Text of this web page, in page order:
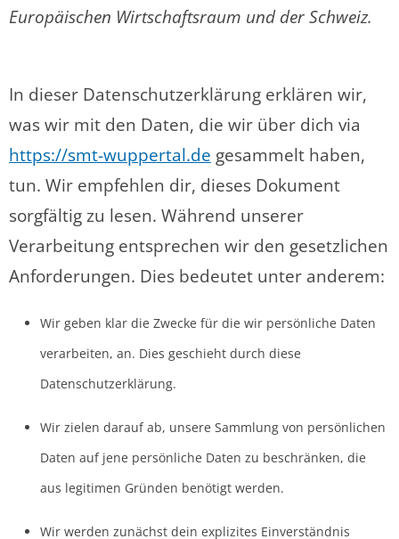
Europäischen Wirtschaftsraum und der Schweiz.
In dieser Datenschutzerklärung erklären wir,
was wir mit den Daten, die wir über dich via
https://smt-wuppertal.de gesammelt haben,
tun. Wir empfehlen dir, dieses Dokument
sorgfältig zu lesen. Während unserer
Verarbeitung entsprechen wir den gesetzlichen
Anforderungen. Dies bedeutet unter anderem:
Wir geben klar die Zwecke für die wir persönliche Daten
verarbeiten, an. Dies geschieht durch diese
Datenschutzerklärung.
Wir zielen darauf ab, unsere Sammlung von persönlichen
Daten auf jene persönliche Daten zu beschränken, die
aus legitimen Gründen benötigt werden.
Wir werden zunächst dein explizites Einverständnis